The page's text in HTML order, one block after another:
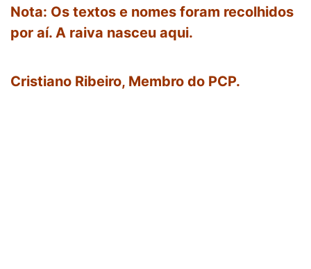
Nota: Os textos e nomes foram recolhidos
por aí. A raiva nasceu aqui.
Cristiano Ribeiro, Membro do PCP.